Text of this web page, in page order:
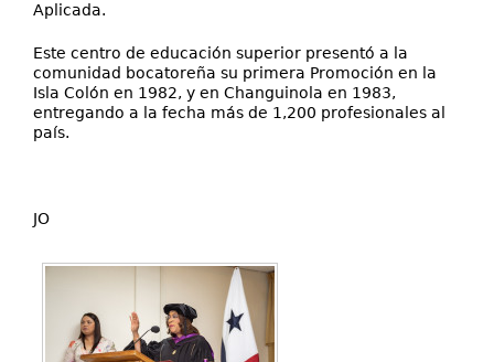
Aplicada.
Este centro de educación superior presentó a la
comunidad bocatoreña su primera Promoción en la
Isla Colón en 1982, y en Changuinola en 1983,
entregando a la fecha más de 1,200 profesionales al
país.
JO